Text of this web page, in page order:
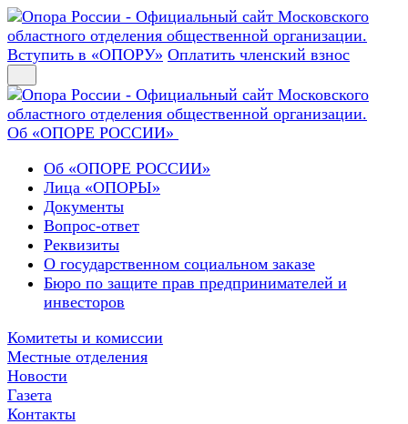
Вступить в «ОПОРУ» Оплатить членский взнос
Об «ОПОРЕ РОССИИ»
Об «ОПОРЕ РОССИИ»
Лица «ОПОРЫ»
Документы
Вопрос-ответ
Реквизиты
О государственном социальном заказе
Бюро по защите прав предпринимателей и
инвесторов
Комитеты и комиссии
Местные отделения
Новости
Газета
Контакты